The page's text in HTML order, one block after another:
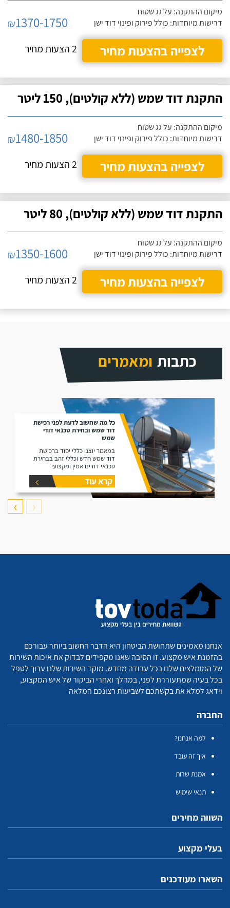
מיקום ההתקנה: על גג שטוח
דרישות מיוחדות: כולל פירוק ופינוי דוד ישן
₪1370-1750
לצפייה בהצעות מחיר
2 הצעות מחיר
התקנת דוד שמש (ללא קולטים), 150 ליטר
מיקום ההתקנה: על גג שטוח
דרישות מיוחדות: כולל פירוק ופינוי דוד ישן
₪1480-1850
לצפייה בהצעות מחיר
2 הצעות מחיר
התקנת דוד שמש (ללא קולטים), 80 ליטר
מיקום ההתקנה: על גג שטוח
דרישות מיוחדות: כולל פירוק ופינוי דוד ישן
₪1350-1600
לצפייה בהצעות מחיר
2 הצעות מחיר
כתבות ומאמרים
כל מה שחשוב לדעת לפני רכישת
דוד שמש ובחירת טכנאי דודי
שמש
במאמר יוצגו כללי יסוד ברכישת
דוד שמש חדש וכללי זהב בבחירת
טכנאי דודים אמין ומקצועי
קרא עוד
❮
❯
אנחנו מאמינים שתחושת הביטחון היא הדבר החשוב ביותר עבורכם
בהזמנת איש מקצוע. זו הסיבה שאנו מקפידים לבדוק את איכות השירות
של המומלצים שלנו בכל עבודה מחדש. מוקד השירות שלנו ערוך לטפל
בכל בעיה שמתעוררת לפני, במהלך ואחרי הביקור של איש המקצוע,
וידאג למלא את בקשתכם לשביעות רצונכם המלאה
החברה
למה אנחנו?
איך זה עובד
אמנת שרות
תנאי שימוש
השווה מחירים
בעלי מקצוע
השארו מעודכנים